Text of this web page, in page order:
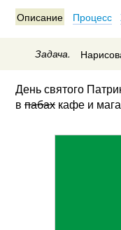
Описание Процесс
Задача.
День святого
в пабах кафе и